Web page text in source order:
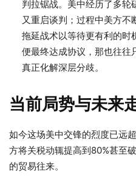
判拉锯战。美中经历了多轮
又重启谈判；过程中美方不
拖延战术以等待更有利的时
便最终达成协议，那也往往
真正化解深层分歧。
当前局势与未来
如今这场美中交锋的烈度已远
方将关税动辄提高到80%甚至
的贸易往来。